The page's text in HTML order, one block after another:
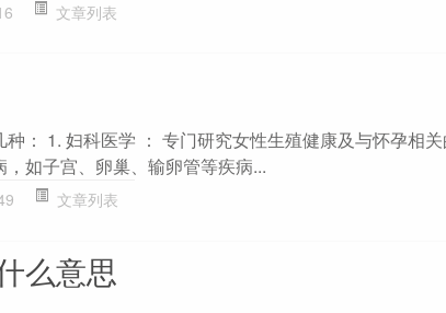
文章列表
： 1. 妇科医学 ： 专门研究女性生殖健康及与怀孕相关
如子宫、卵巢、输卵管等疾病...
文章列表
么意思